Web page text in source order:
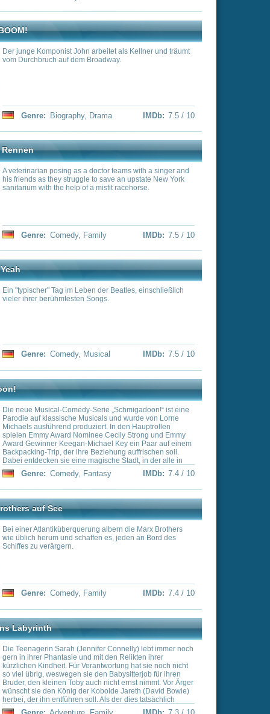
IMDb:7.5 / 10
ist eine
wurde von Lorne
den Hauptrollen
Strong und Emmy
Stadt, in der alle in
leben. Sie erfahren
bevor sie die
IMDb:
die Marx Brothers
jeden an Bord des
IMDb:7.4 / 10
lebt immer noch
Relikten ihrer
hat sie noch nicht
für ihren
ernst nimmt. Vor Ärger
Jareth (David Bowie)
der dies tatsächlich
eine Kehrtwendung.
um durch das riesige
umgibt. Wenn
ansonsten wird
Seltsamkeiten und
annehmen sollte.
IMDb: 7.3 / 10
search for love during a
City.
IMDb:7.3 / 10
Series
die Schulaufführung die
Musical“ gewählt und
Bühne kaum mehr
davon. Dazu gehört der
sich auf die männliche
Ex-Freundin Nini
weibliche Hauptrolle
7.2 / 10
Paris zu finden. Die
IMDb: 7.1 / 10
Herausgeberin des US-
mit den Ideen ihrer
kommt ihr zuerst der